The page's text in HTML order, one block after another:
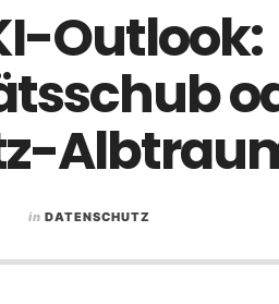
Outlook:
in DATENSCHUTZ